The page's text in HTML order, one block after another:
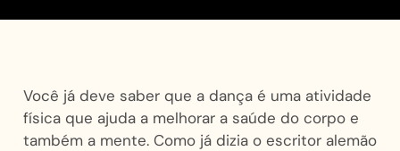
Você já deve saber que a dança é uma atividade
física que ajuda a melhorar a saúde do corpo e
também a mente. Como já dizia o escritor alemão